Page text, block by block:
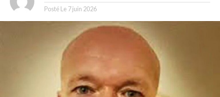
Posté Le 7 juin 2026